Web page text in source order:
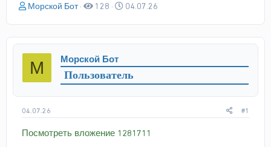
А
о
р
е
ы
Морской Бот 128
Д
а
ч
а
л
04.07.26
М Морской Бот
Пользователь
04.07.26 #1
Посмотреть вложение 1281711